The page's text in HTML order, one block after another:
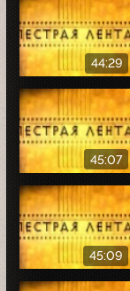
44:29
45:07
45:09